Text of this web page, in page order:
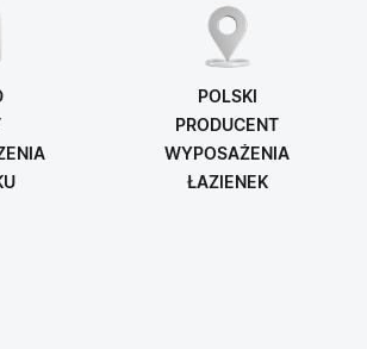
POLSKI
PRODUCENT
WYPOSAŻENIA
ŁAZIENEK